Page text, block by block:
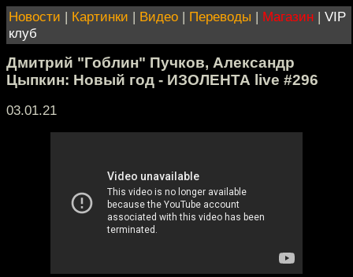
Новости | Картинки | Видео | Переводы | Магазин | VIP
клуб
Дмитрий "Гоблин" Пучков, Александр
Цыпкин: Новый год - ИЗОЛЕНТА live #296
03.01.21